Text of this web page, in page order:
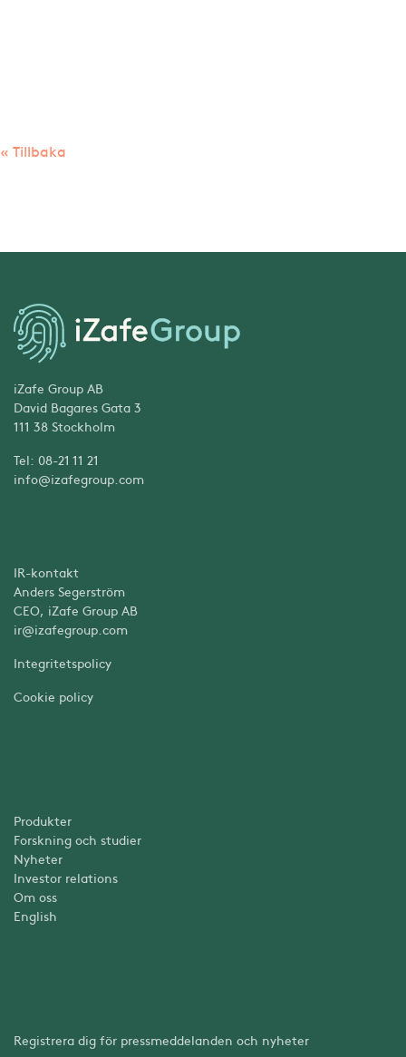
« Tillbaka
iZafe Group AB
David Bagares Gata 3
111 38 Stockholm
Tel: 08-21 11 21
info@izafegroup.com
IR-kontakt
Anders Segerström
CEO, iZafe Group AB
ir@izafegroup.com
Integritetspolicy
Cookie policy
Produkter
Forskning och studier
Nyheter
Investor relations
Om oss
English
Registrera dig för pressmeddelanden och nyheter